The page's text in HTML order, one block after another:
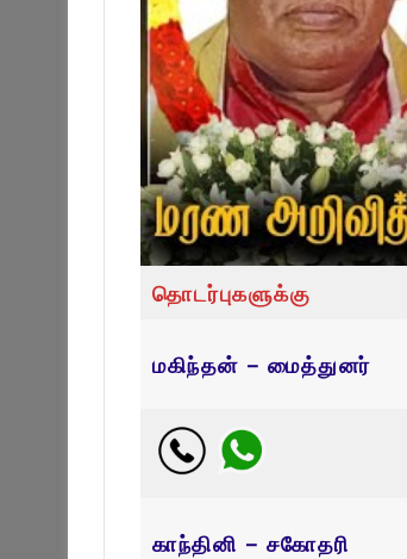
தொடர்புகளுக்கு
மகிந்தன் – மைத்துனர்
காந்தினி – சகோதரி